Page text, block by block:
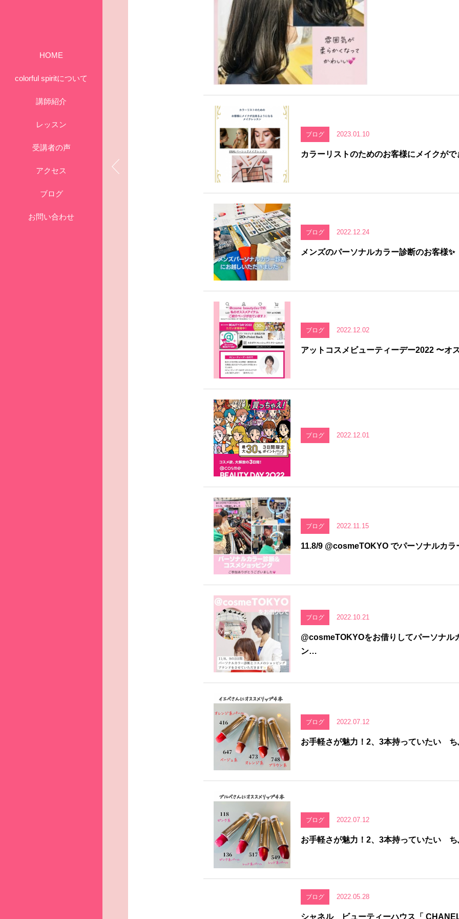
HOME
colorful spiritについて
講師紹介
レッスン
受講者の声
アクセス
ブログ
お問い合わせ
ブログ 2023.01.10
カラーリストのためのお客様にメイクが
ブログ 2022.12.24
メンズのパーソナルカラー診断のお客様✨
ブログ 2022.12.02
アットコスメビューティーデー2022 〜オ
ブログ 2022.12.01
ブログ 2022.11.15
11.8/9 @cosmeTOKYO でパーソナルカ
ブログ 2022.10.21
@cosmeTOKYOをお借りしてパーソナル
ン…
ブログ 2022.07.12
お手軽さが魅力！2、3本持っていたい
ブログ 2022.07.12
お手軽さが魅力！2、3本持っていたい
ブログ 2022.05.28
シャネル ビューティーハウス「